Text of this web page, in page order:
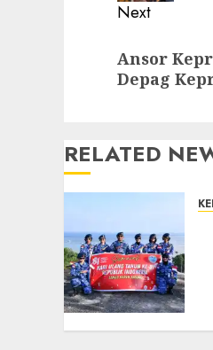
Next
post:
Ansor
Depag
RELATED